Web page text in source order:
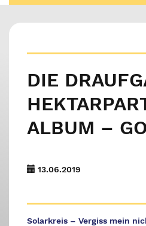
DIE
ALBUM –
13.06.2019
Solarkreis – Vergiss mein